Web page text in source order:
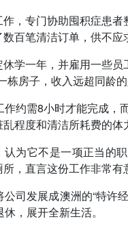
，专门协助囤积症患
百笔清洁订单，供不应
学一年，并雇用一些
房子，收入远超同龄的
约需8小时才能完成
程度和清洁所耗费的体
认为它不是一项正当的
，直言这份工作非常有
司发展成澳洲的“特许
，展开全新生活。